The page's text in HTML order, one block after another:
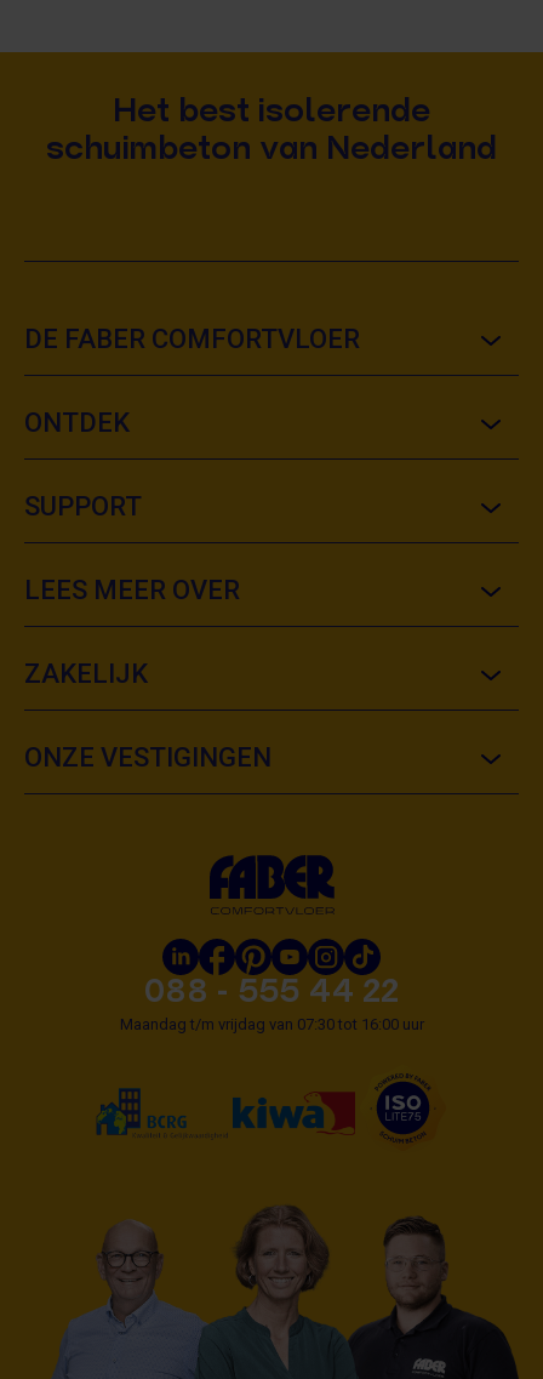
Het best isolerende
schuimbeton van Nederland
088 - 555 44 22
Maandag t/m vrijdag van 07:30 tot 16:00 uur
DE FABER COMFORTVLOER
ONTDEK
SUPPORT
LEES MEER OVER
ZAKELIJK
ONZE VESTIGINGEN